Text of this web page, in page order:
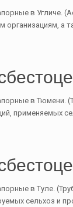
в Угличе.
организациям, а
в Тюмени.
применяемых
в Туле.
сельхоз и